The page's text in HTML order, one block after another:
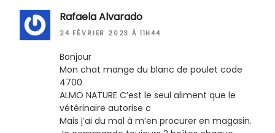
Rafaela Alvarado
24 FÉVRIER 2023 À 11H44
Bonjour
Mon chat mange du blanc de poulet code
4700
ALMO NATURE C’est le seul aliment que le
vétérinaire autorise c
Mais j’ai du mal à m’en procurer en magasin.